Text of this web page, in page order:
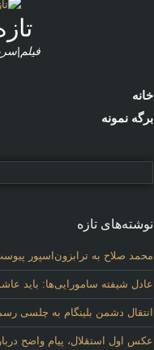
خانه
برگه نمونه
نوشته‌های تازه
محمد صلاح به ترابزون‌اسپور
عادل شیفته سامورایی‌ها: باید
انتقال دشمن بلینگام به چلسی
عکس اول استقلال، پیام واضح